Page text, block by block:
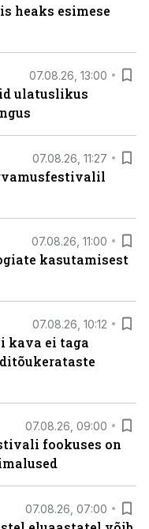
heaks esimese
07.08.26, 13:00
ulatuslikus
07.08.26, 11:27
07.08.26, 11:00
kasutamisest
07.08.26, 10:12
kava ei taga
07.08.26, 09:00
fookuses on
07.08.26, 07:00